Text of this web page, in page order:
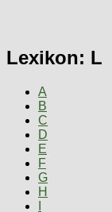
Lexikon: L
A
B
C
D
E
F
G
H